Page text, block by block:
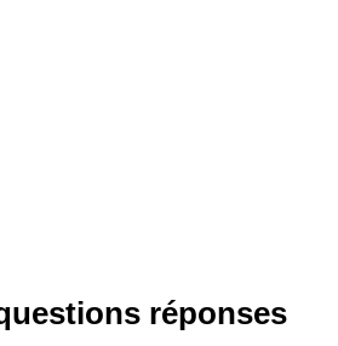
réponses